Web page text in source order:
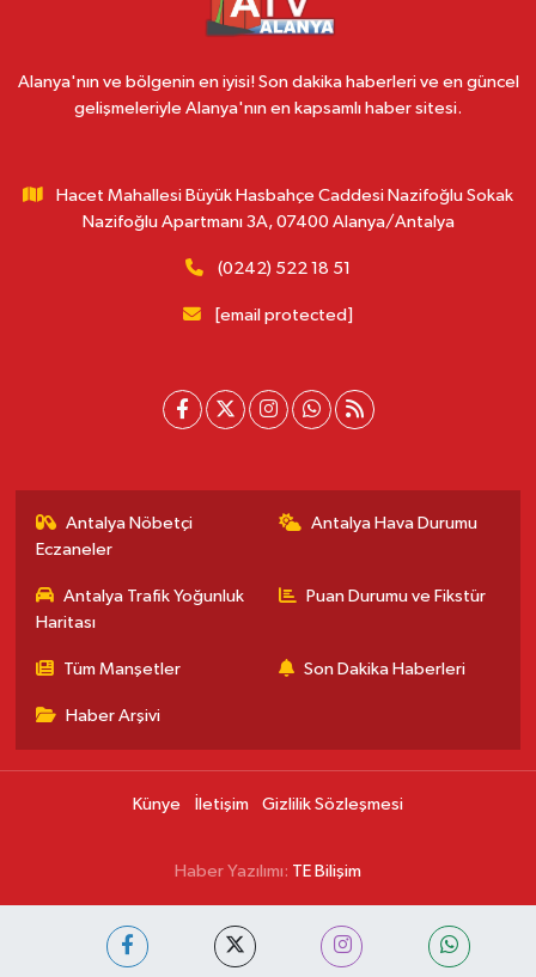
Alanya'nın ve bölgenin en iyisi! Son dakika haberleri ve en güncel
gelişmeleriyle Alanya'nın en kapsamlı haber sitesi.
Hacet Mahallesi Büyük Hasbahçe Caddesi Nazifoğlu Sokak
Nazifoğlu Apartmanı 3A, 07400 Alanya/Antalya
(0242) 522 18 51
[email protected]
Antalya Nöbetçi
Eczaneler
Antalya Hava Durumu
Antalya Trafik Yoğunluk
Haritası
Puan Durumu ve Fikstür
Tüm Manşetler Son Dakika Haberleri
Haber Arşivi
Künye İletişim Gizlilik Sözleşmesi
Haber Yazılımı: TE Bilişim